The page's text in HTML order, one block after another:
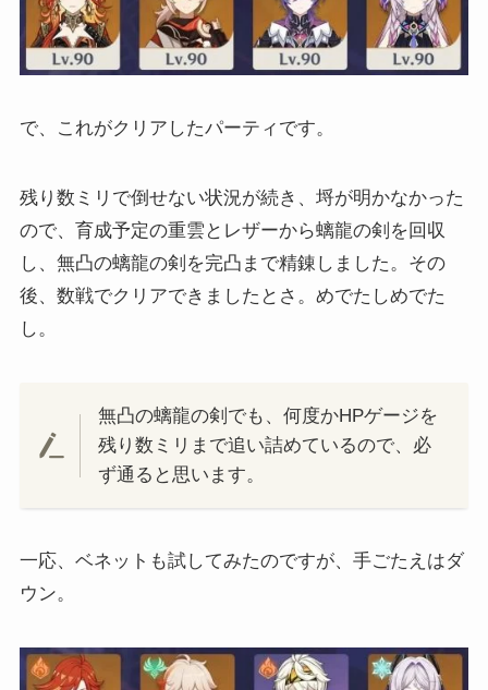
で、これがクリアしたパーティです。
残り数ミリで倒せない状況が続き、埒が明かなかった
ので、育成予定の重雲とレザーから螭龍の剣を回収
し、無凸の螭龍の剣を完凸まで精錬しました。その
後、数戦でクリアできましたとさ。めでたしめでた
し。
無凸の螭龍の剣でも、何度かHPゲージを
残り数ミリまで追い詰めているので、必
ず通ると思います。
一応、ベネットも試してみたのですが、手ごたえはダ
ウン。